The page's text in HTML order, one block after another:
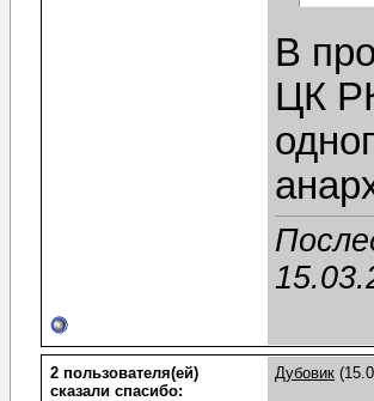
В
ЦК
2 пользователя(ей)
сказали cпасибо:
Дубовик